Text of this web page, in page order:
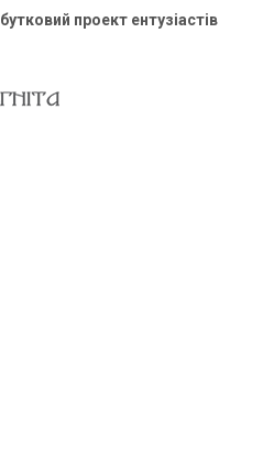
проект ентузіастів